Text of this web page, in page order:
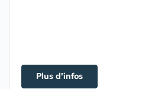
Plus d'infos